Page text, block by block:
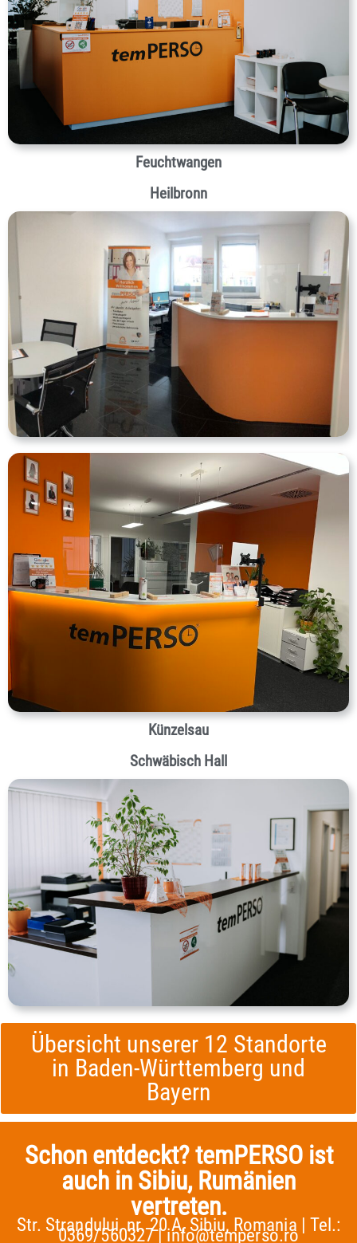
Feuchtwangen
Heilbronn
Künzelsau
Schwäbisch Hall
Übersicht unserer 12 Standorte
in Baden-Württemberg und
Bayern
Schon entdeckt? temPERSO ist
auch in Sibiu, Rumänien
vertreten.
Str. Strandului, nr. 20 A, Sibiu, Romania | Tel.:
0369/560327 | info@temperso.ro